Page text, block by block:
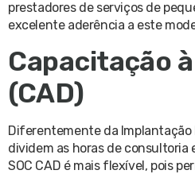
prestadores de serviços de
excelente aderência a este
Capacitação
(CAD)
Diferentemente da Implantação
dividem as horas de consultoria
SOC CAD é mais flexível, pois